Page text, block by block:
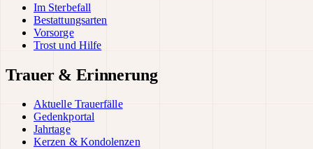
Im Sterbefall
Bestattungsarten
Vorsorge
Trost und Hilfe
Trauer & Erinnerung
Aktuelle Trauerfälle
Gedenkportal
Jahrtage
Kerzen & Kondolenzen